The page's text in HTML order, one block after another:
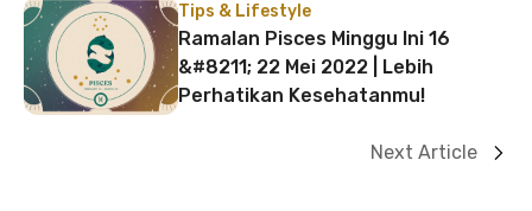
Tips & Lifestyle
Ramalan Pisces Minggu Ini 16
&#8211; 22 Mei 2022 | Lebih
Perhatikan Kesehatanmu!
Next Article